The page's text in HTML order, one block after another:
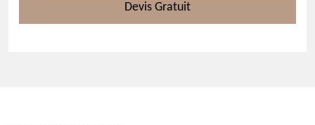
Devis Gratuit